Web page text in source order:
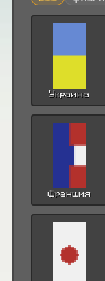
Украина
Франция